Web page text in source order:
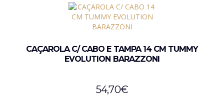
CAÇAROLA C/ CABO E TAMPA 14 CM TUMMY
EVOLUTION BARAZZONI
54,70€